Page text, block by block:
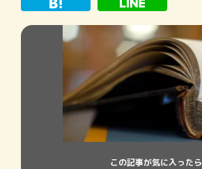
この記事が気に入ったら